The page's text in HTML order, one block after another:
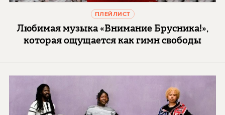
ПЛЕЙЛИСТ
Любимая музыка «Внимание Брусника!»,
которая ощущается как гимн свободы